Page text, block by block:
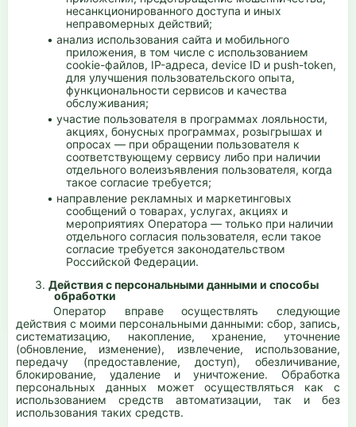
несанкционированного доступа и иных
неправомерных действий;
• анализ использования сайта и мобильного
приложения, в том числе с использованием
cookie-файлов, IP-адреса, device ID и push-token,
для улучшения пользовательского опыта,
функциональности сервисов и качества
обслуживания;
• участие пользователя в программах лояльности,
акциях, бонусных программах, розыгрышах и
опросах — при обращении пользователя к
соответствующему сервису либо при наличии
отдельного волеизъявления пользователя, когда
такое согласие требуется;
• направление рекламных и маркетинговых
сообщений о товарах, услугах, акциях и
мероприятиях Оператора — только при наличии
отдельного согласия пользователя, если такое
согласие требуется законодательством
Российской Федерации.
3. Действия с персональными данными и способы
обработки
Оператор вправе осуществлять следующие
действия с моими персональными данными: сбор, запись,
систематизацию, накопление, хранение, уточнение
(обновление, изменение), извлечение, использование,
передачу (предоставление, доступ), обезличивание,
блокирование, удаление и уничтожение. Обработка
персональных данных может осуществляться как с
использованием средств автоматизации, так и без
использования таких средств.